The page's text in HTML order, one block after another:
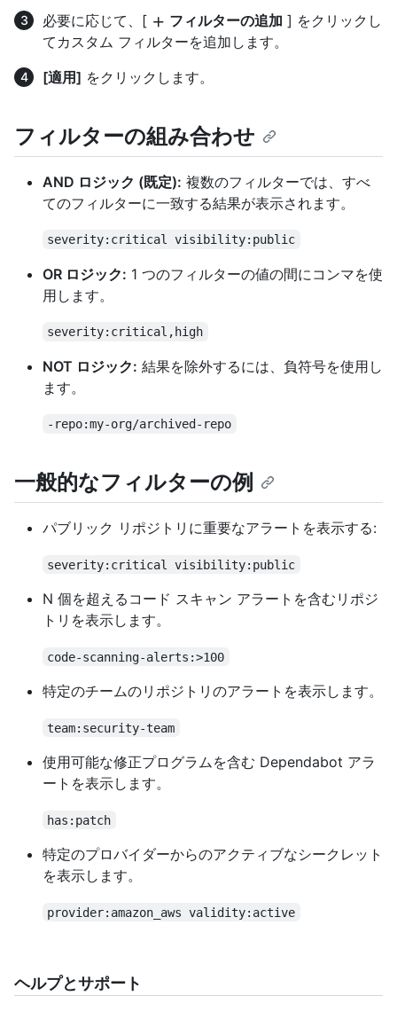
必要に応じて、[
フィルターの追加 ] をクリックし
てカスタム フィルターを追加します。
[適用] をクリックします。
フィルターの組み合わせ
AND ロジック (既定): 複数のフィルターでは、すべ
てのフィルターに一致する結果が表示されます。
severity:critical visibility:public
OR ロジック: 1 つのフィルターの値の間にコンマを使
用します。
severity:critical,high
NOT ロジック: 結果を除外するには、負符号を使用し
ます。
-repo:my-org/archived-repo
一般的なフィルターの例
パブリック リポジトリに重要なアラートを表示する:
severity:critical visibility:public
N 個を超えるコード スキャン アラートを含むリポジ
トリを表示します。
code-scanning-alerts:>100
特定のチームのリポジトリのアラートを表示します。
team:security-team
使用可能な修正プログラムを含む Dependabot アラ
ートを表示します。
has:patch
特定のプロバイダーからのアクティブなシークレット
を表示します。
provider:amazon_aws validity:active
ヘルプとサポート